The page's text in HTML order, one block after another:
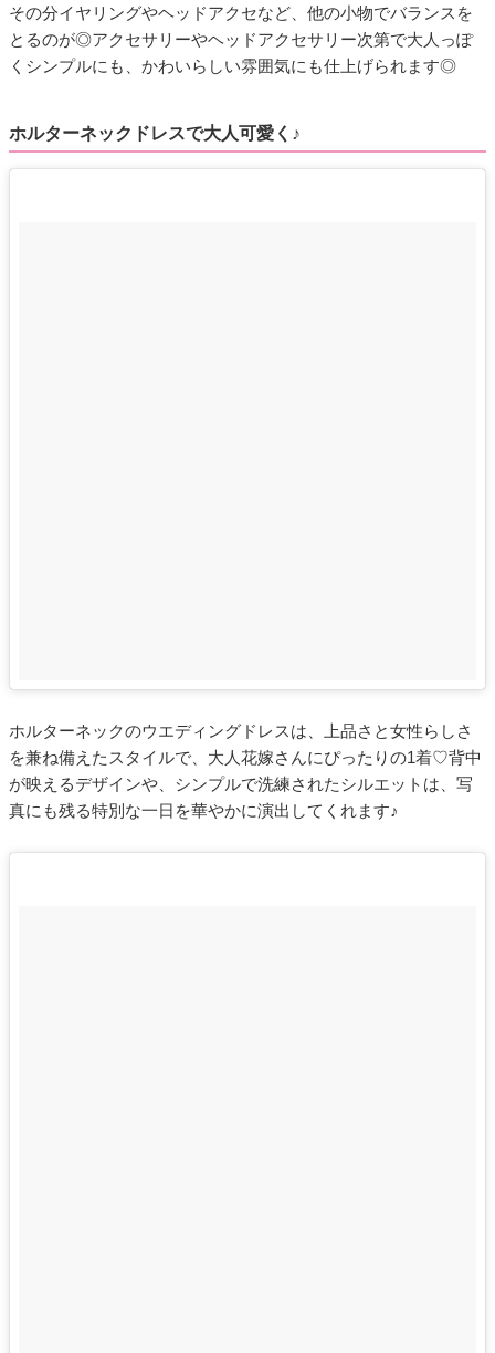
その分イヤリングやヘッドアクセなど、他の小物でバランスを
とるのが◎アクセサリーやヘッドアクセサリー次第で大人っぽ
くシンプルにも、かわいらしい雰囲気にも仕上げられます◎
ホルターネックドレスで大人可愛く♪
ホルターネックのウエディングドレスは、上品さと女性らしさ
を兼ね備えたスタイルで、大人花嫁さんにぴったりの1着♡背中
が映えるデザインや、シンプルで洗練されたシルエットは、写
真にも残る特別な一日を華やかに演出してくれます♪